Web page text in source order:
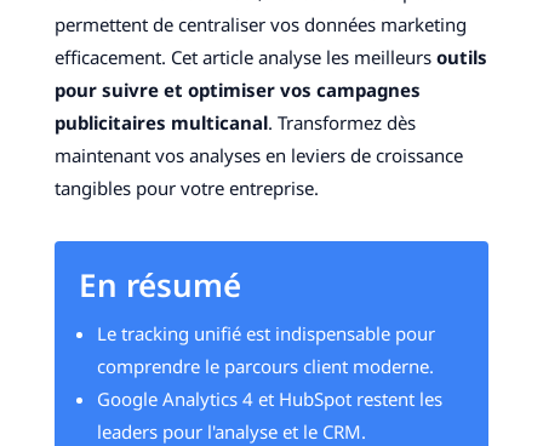
permettent de centraliser vos données marketing
efficacement. Cet article analyse les meilleurs outils
pour suivre et optimiser vos campagnes
publicitaires multicanal. Transformez dès
maintenant vos analyses en leviers de croissance
tangibles pour votre entreprise.
En résumé
Le tracking unifié est indispensable pour
comprendre le parcours client moderne.
Google Analytics 4 et HubSpot restent les
leaders pour l'analyse et le CRM.